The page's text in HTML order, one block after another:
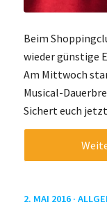
Beim
wieder günstige
Am Mittwoch
Musical-
Sichert euch
2. MAI 2016 ·